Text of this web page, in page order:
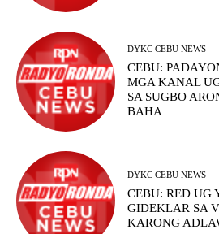
DYKC CEBU NEWS
CEBU:
MGA KANAL
SA SUGBO
BAHA
DYKC CEBU NEWS
CEBU: RED UG
GIDEKLAR SA
KARONG